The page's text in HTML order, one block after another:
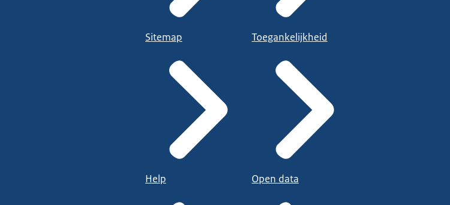
Sitemap
Help
Toegankelijkheid
Open data